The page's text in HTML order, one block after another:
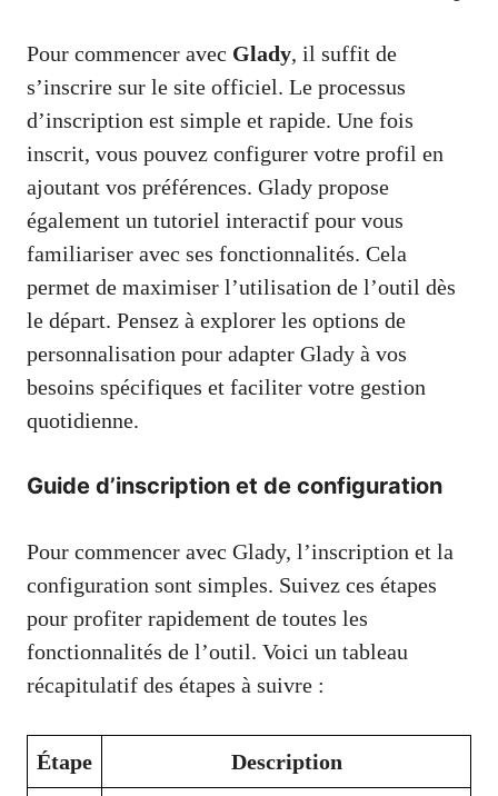
Pour commencer avec Glady, il suffit de
s’inscrire sur le site officiel. Le processus
d’inscription est simple et rapide. Une fois
inscrit, vous pouvez configurer votre profil en
ajoutant vos préférences. Glady propose
également un tutoriel interactif pour vous
familiariser avec ses fonctionnalités. Cela
permet de maximiser l’utilisation de l’outil dès
le départ. Pensez à explorer les options de
personnalisation pour adapter Glady à vos
besoins spécifiques et faciliter votre gestion
quotidienne.
Guide d’inscription et de configuration
Pour commencer avec Glady, l’inscription et la
configuration sont simples. Suivez ces étapes
pour profiter rapidement de toutes les
fonctionnalités de l’outil. Voici un tableau
récapitulatif des étapes à suivre :
Étape Description